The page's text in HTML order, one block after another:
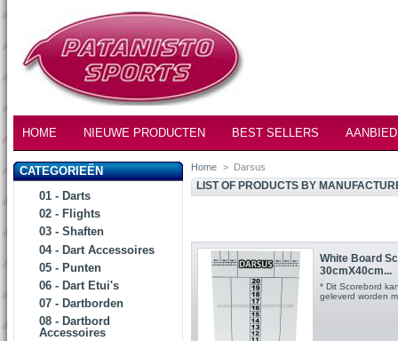
HOME NIEUWE PRODUCTEN BEST SELLERS
CATEGORIEËN
01 - Darts
02 - Flights
03 - Shaften
04 - Dart Accessoires
05 - Punten
06 - Dart Etui's
07 - Dartborden
08 - Dartbord
Accessoires
Home > Darsus
LIST OF PRODUCTS BY
White Board
30cmX40cm...
* Dit Scorebord
geleverd worden